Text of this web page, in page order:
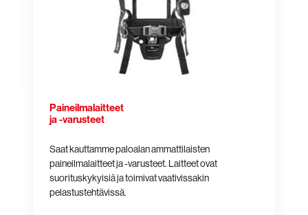
Paineilmalaitteet
ja -varusteet
Saat kauttamme paloalan ammattilaisten
paineilmalaitteet ja -varusteet. Laitteet ovat
suorituskykyisiä ja toimivat vaativissakin
pelastustehtävissä.